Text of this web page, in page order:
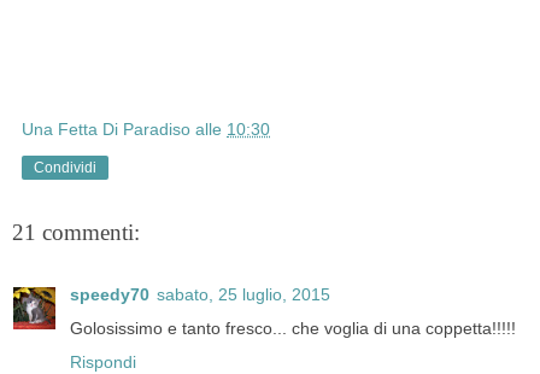
Una Fetta Di Paradiso alle 10:30
Condividi
21 commenti:
speedy70 sabato, 25 luglio, 2015
Golosissimo e tanto fresco... che voglia di una coppetta!!!!!
Rispondi